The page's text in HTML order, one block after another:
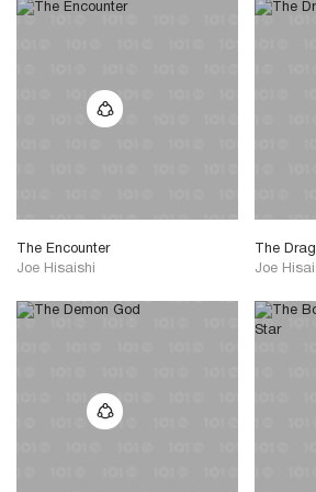
The Encounter
Joe Hisaishi
The
Joe